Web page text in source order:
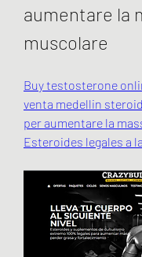
aumentare la
muscolare
Buy testosterone
venta medellin
per aumentare la
Esteroides legales a